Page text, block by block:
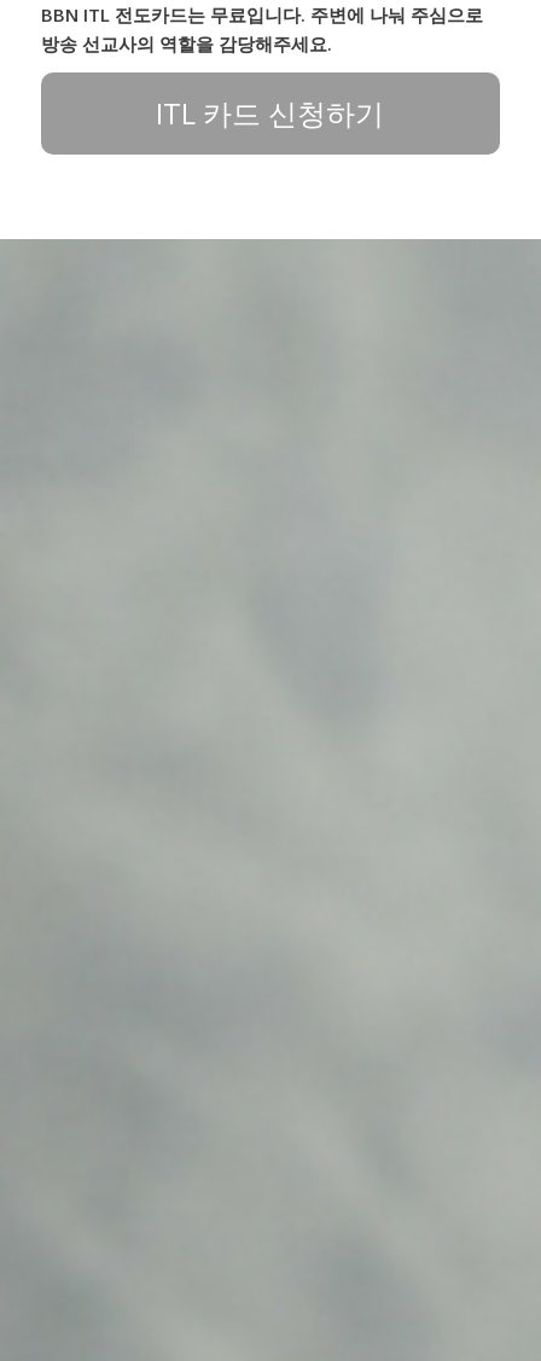
BBN ITL 전도카드는 무료입니다. 주변에 나눠 주심으로
방송 선교사의 역할을 감당해주세요.
ITL 카드 신청하기